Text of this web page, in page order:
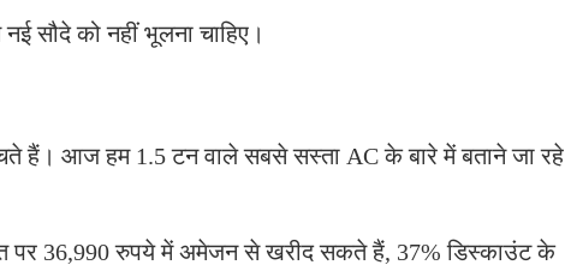
सौदे को नहीं भूलना चाहिए।
हैं। आज हम 1.5 टन वाले सबसे सस्ता AC के बारे में बताने जा रहे
पर 36,990 रुपये में अमेजन से खरीद सकते हैं, 37% डिस्काउंट के